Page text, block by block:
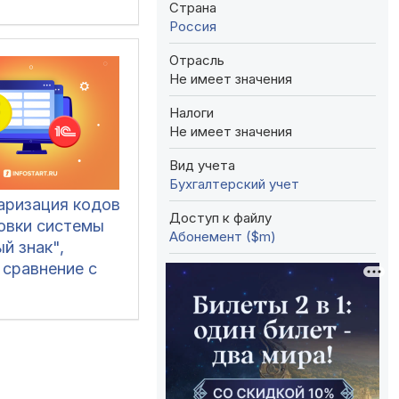
кодов
системы
знак",
с
1С,
Страна
Россия
Отрасль
Не имеет значения
Налоги
Не имеет значения
Вид учета
Бухгалтерский учет
Доступ к файлу
Абонемент ($m)